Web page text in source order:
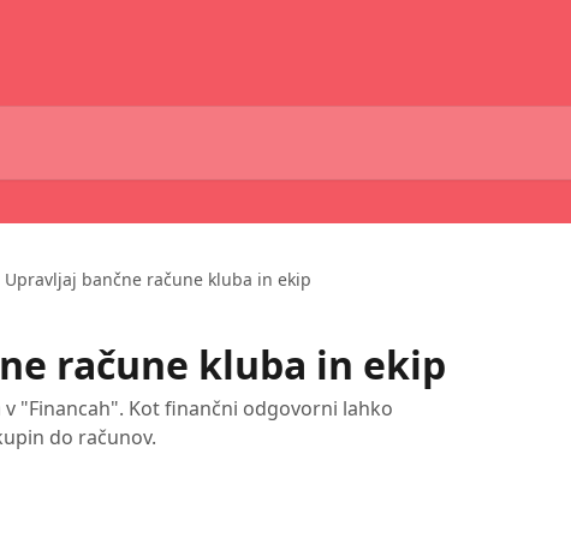
Upravljaj bančne račune kluba in ekip
račune kluba in ekip
"Financah". Kot finančni odgovorni lahko
do računov.